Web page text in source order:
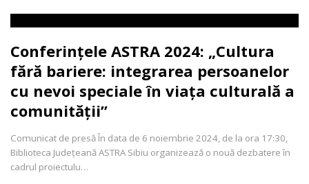
Conferințele ASTRA 2024: „Cultura
fără bariere: integrarea persoanelor
cu nevoi speciale în viața culturală a
comunității”
Comunicat de presă În data de 6 noiembrie 2024, de la ora 17:30,
Biblioteca Județeană ASTRA Sibiu organizează o nouă dezbatere în
cadrul proiectulu…